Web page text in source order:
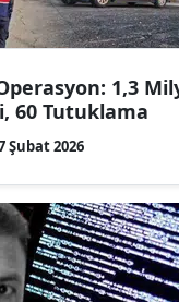
1,3
60 Tutuklama
Şubat 2026